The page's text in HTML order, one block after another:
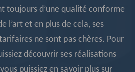
toujours d’une qualité conforme
l’art et en plus de cela, ses
ne sont pas chères. Pour
découvrir ses réalisations
puissiez en savoir plus sur